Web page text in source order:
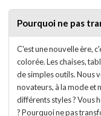
Pourquoi ne pas
C'est une nouvelle ère,
colorée. Les chaises,
de simples outils. Nous
novateurs, à la mode et
différents styles ? Vous
? Pourquoi ne pas